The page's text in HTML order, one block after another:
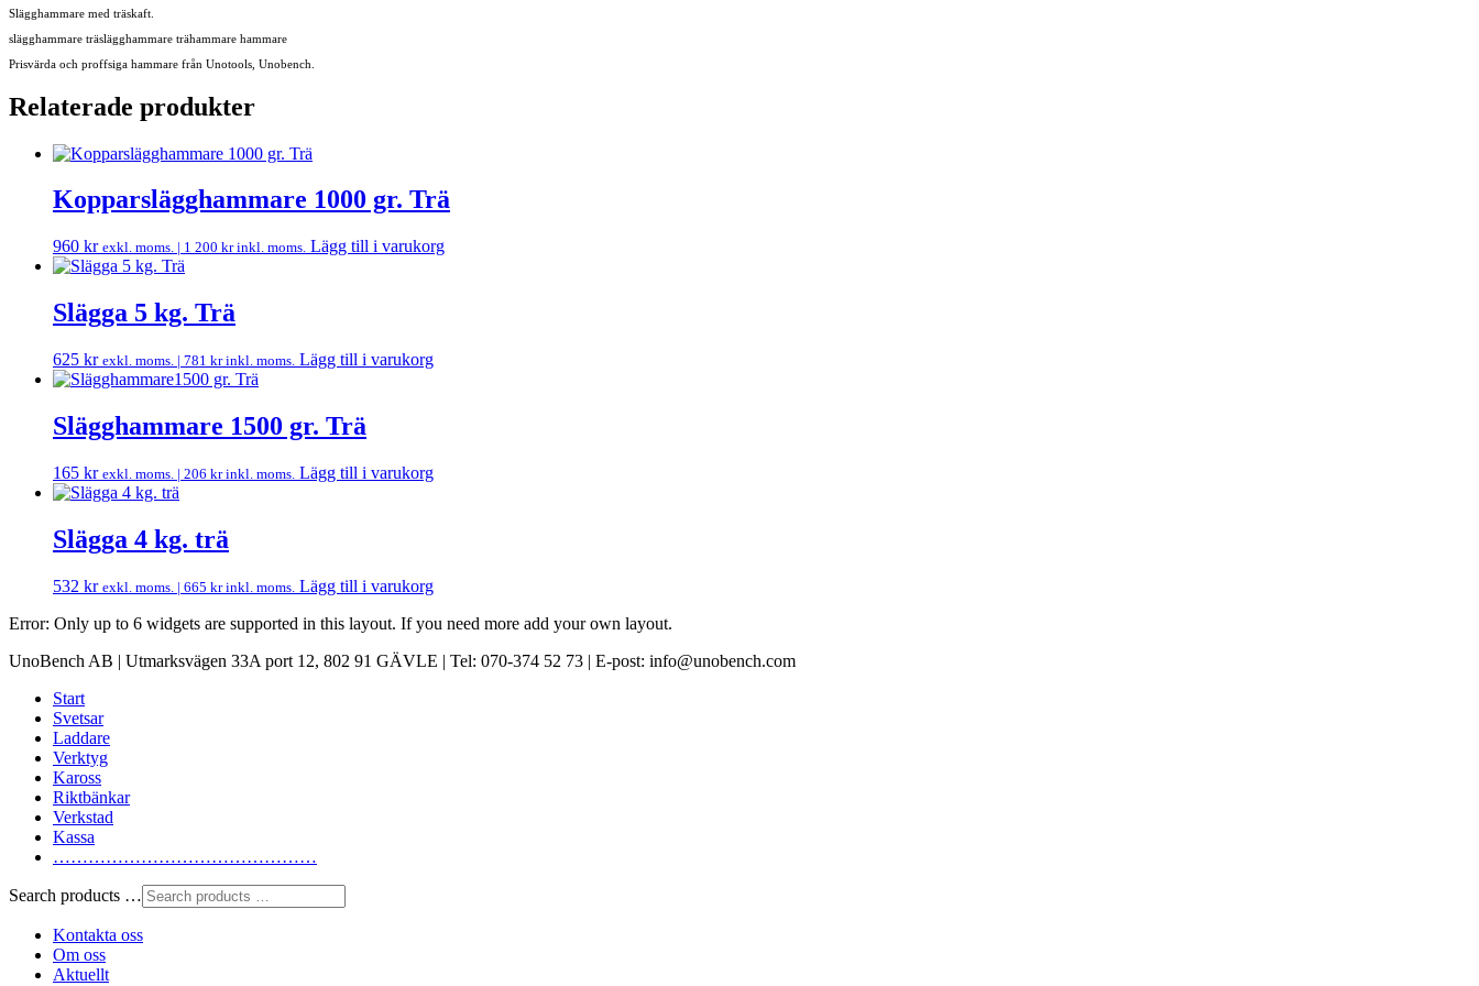
Slägghammare med träskaft.
slägghammare träslägghammare trähammare hammare
Prisvärda och proffsiga hammare från Unotools, Unobench.
Relaterade produkter
Kopparslägghammare 1000 gr. Trä
960 kr exkl. moms. | 1 200 krinkl. moms. Lägg till i varukorg
Slägga 5 kg. Trä
625 kr exkl. moms. | 781 krinkl. moms. Lägg till i varukorg
Slägghammare 1500 gr. Trä
165 kr exkl. moms. | 206 krinkl. moms. Lägg till i varukorg
Slägga 4 kg. trä
532 kr exkl. moms. | 665 krinkl. moms. Lägg till i varukorg
Error: Only up to 6 widgets are supported in this layout. If you need more add your own layout.
UnoBench AB | Utmarksvägen 33A port 12, 802 91 GÄVLE | Tel: 070-374 52 73 | E-post: info@unobench.com
Start
Svetsar
Laddare
Verktyg
Kaross
Riktbänkar
Verkstad
Kassa
………………………………………
Search products …
Kontakta oss
Om oss
Aktuellt